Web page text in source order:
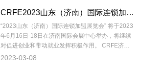
CRFE2023山东（济南）国际连锁加盟展览会
“2023山东（济南）国际连锁加盟展览会” 将于2023
年6月16日-18日在济南国际会展中心举办，将继续
对促进创业和带动就业发挥积极作用。 CRFE济南
加盟展...
2023-03-08